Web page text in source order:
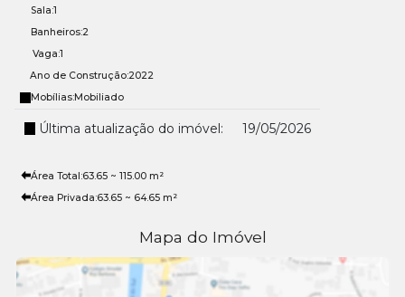
Sala:1
Banheiros:2
Vaga:1
Ano de Construção:2022
Mobílias:Mobiliado
Última atualização do imóvel: 19/05/2026
Área Total:63.65 ~ 115.00 m²
Área Privada:63.65 ~ 64.65 m²
Mapa do Imóvel